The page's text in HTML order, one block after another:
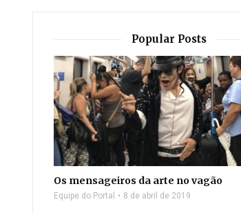
Popular Posts
Os mensageiros da arte no vagão
Equipe do Portal 8 de abril de 2019